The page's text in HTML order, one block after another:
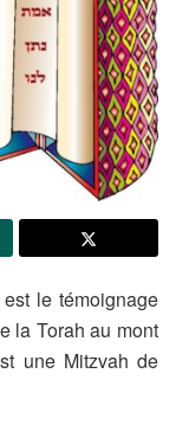
le témoignage
la Torah au mont
une Mitzvah de